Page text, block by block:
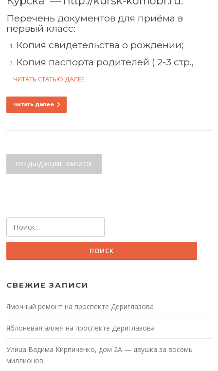
Перечень документов для приёма в
первый класс:
Копия свидетельства о рождении;
Копия паспорта родителей ( 2-3 стр.,
…ЧИТАТЬ СТАТЬЮ ДАЛЕЕ
читать далее
по
записям
ПРЕДЫДУЩИЕ ЗАПИСИ
СВЕЖИЕ ЗАПИСИ
Ямочный ремонт на проспекте Дериглазова
Яблоневая аллея на проспекте Дериглазова
Улица Вадима Кирпиченко, дом 2А — двушка за восемь
миллионов